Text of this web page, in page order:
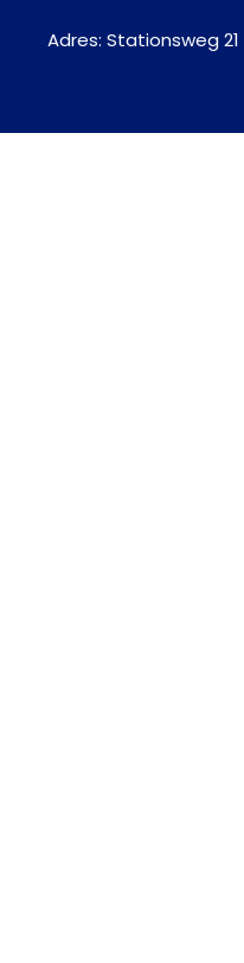
Adres: Stationsweg